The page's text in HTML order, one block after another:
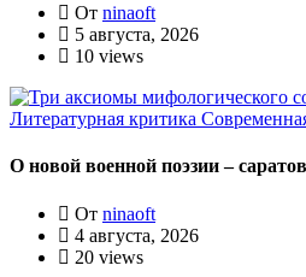
От ninaoft
5 августа, 2026
10 views
Литературная критика
О новой военной поэзии –
От ninaoft
4 августа, 2026
20 views